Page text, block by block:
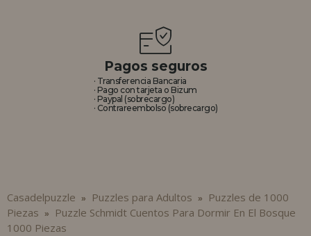
Pagos seguros
· Transferencia Bancaria
· Pago con tarjeta o Bizum
· Paypal (sobrecargo)
· Contrareembolso (sobrecargo)
Casadelpuzzle » Puzzles para Adultos »
Puzzles de 1000
Piezas »
Puzzle Schmidt Cuentos Para Dormir En El Bosque
1000 Piezas